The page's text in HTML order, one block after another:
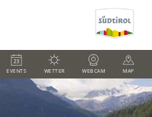
EVENTS WETTER WEBCAM MAP